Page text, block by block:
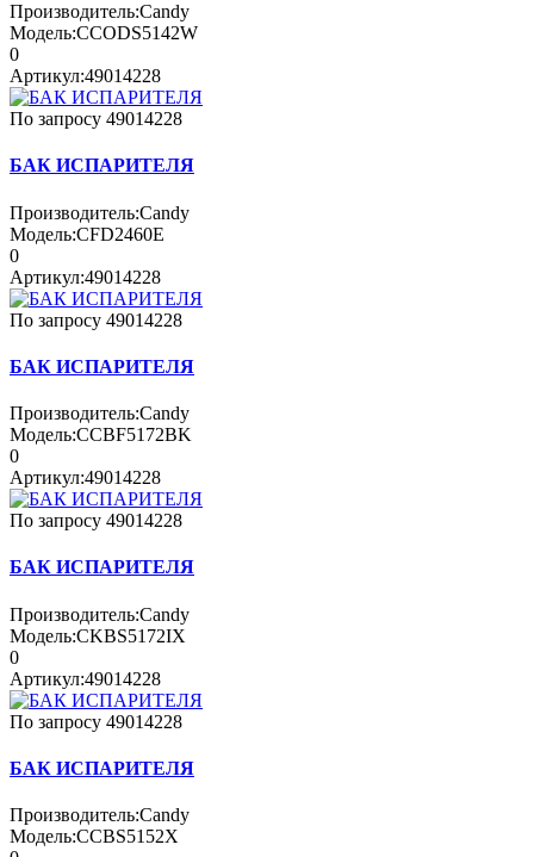
Производитель:Candy
Модель:CCODS5142W
0
Артикул:49014228
По запросу 49014228
БАК ИСПАРИТЕЛЯ
Производитель:Candy
Модель:CFD2460E
0
Артикул:49014228
По запросу 49014228
БАК ИСПАРИТЕЛЯ
Производитель:Candy
Модель:CCBF5172BK
0
Артикул:49014228
По запросу 49014228
БАК ИСПАРИТЕЛЯ
Производитель:Candy
Модель:CKBS5172IX
0
Артикул:49014228
По запросу 49014228
БАК ИСПАРИТЕЛЯ
Производитель:Candy
Модель:CCBS5152X